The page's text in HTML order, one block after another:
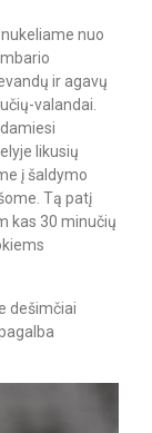
nuo
ir agavų
valandai.
likusių
į šaldymo
Tą patį
kas 30 minučių
dešimčiai